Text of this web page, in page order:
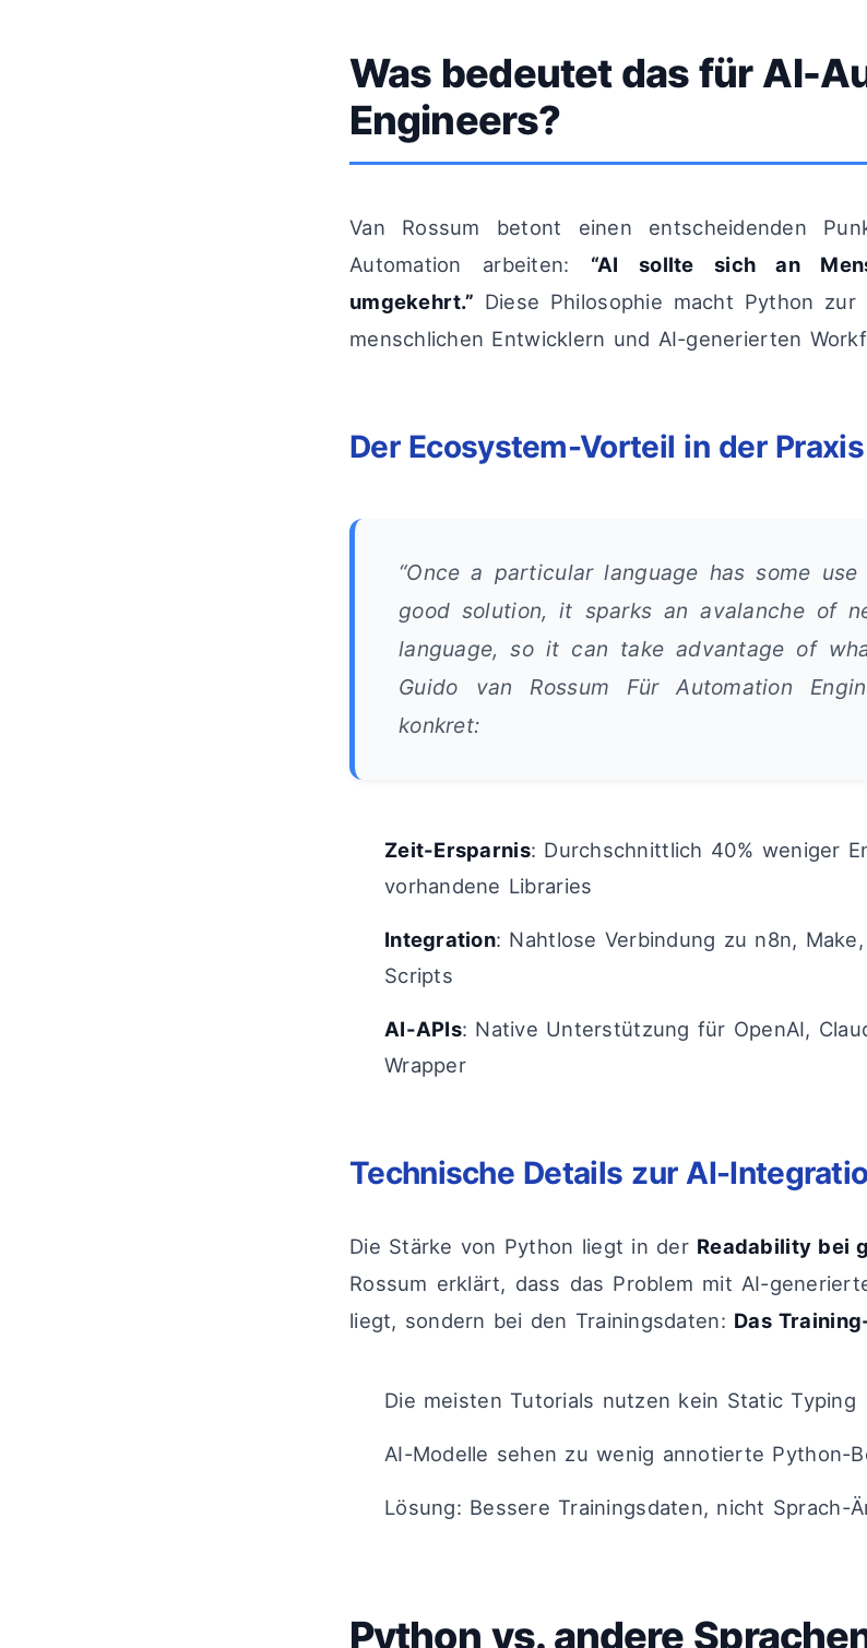
Was bedeutet das für AI-
Engineers?
Van Rossum betont einen entscheidenden
Automation arbeiten: “AI sollte sich an
umgekehrt.” Diese Philosophie macht Python zur
menschlichen Entwicklern und AI-generierten
Der Ecosystem-Vorteil in der Praxis
“Once a particular language has some
good solution, it sparks an avalanche of
language, so it can take advantage of
Guido van Rossum Für Automation
konkret:
Zeit-Ersparnis: Durchschnittlich 40% weniger
vorhandene Libraries
Integration: Nahtlose Verbindung zu n8n,
Scripts
AI-APIs: Native Unterstützung für OpenAI,
Wrapper
Technische Details zur AI-
Die Stärke von Python liegt in der Readability bei
Rossum erklärt, dass das Problem mit AI-
liegt, sondern bei den Trainingsdaten: Das
Die meisten Tutorials nutzen kein Static Typing
AI-Modelle sehen zu wenig annotierte Python-
Lösung: Bessere Trainingsdaten, nicht Sprach-
Python vs. andere